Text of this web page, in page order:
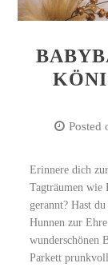
Posted
Erinnere dich
Tagträumen wie
gerannt? Hast
Hunnen zur
wunderschönen
Parkett